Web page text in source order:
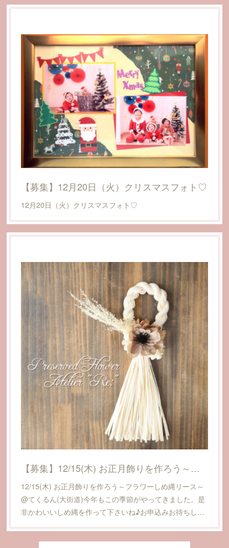
【募集】12月20日（火）クリスマスフォト♡
12月20日（火）クリスマスフォト♡
【募集】12/15(木) お正月飾りを作ろう～フラワーしめ縄リース～@てくるん(大街道)
12/15(木) お正月飾りを作ろう～フラワーしめ縄リース～
@てくるん(大街道)今年もこの季節がやってきました。是
非かわいいしめ縄を作って下さいね♪お申込みお待ちし…